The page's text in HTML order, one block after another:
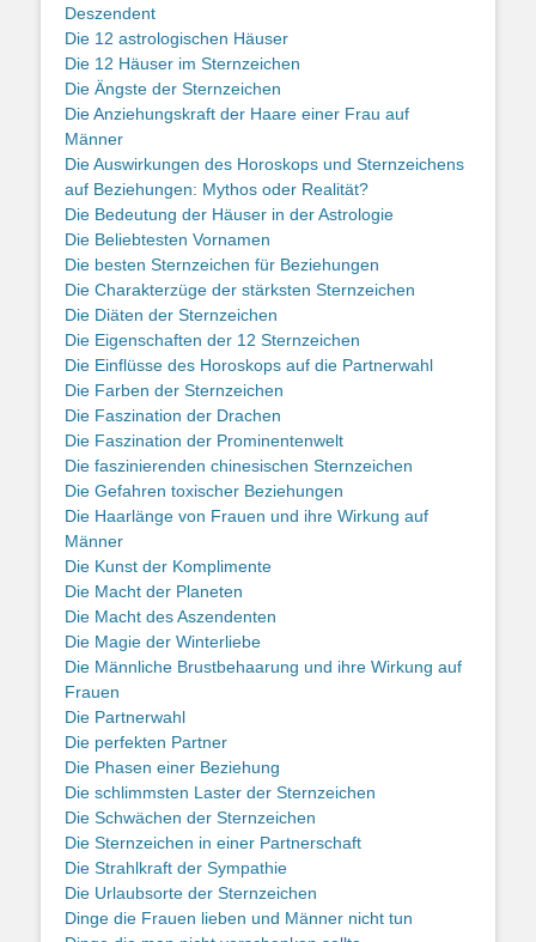
Deszendent
Die 12 astrologischen Häuser
Die 12 Häuser im Sternzeichen
Die Ängste der Sternzeichen
Die Anziehungskraft der Haare einer Frau auf
Männer
Die Auswirkungen des Horoskops und Sternzeichens
auf Beziehungen: Mythos oder Realität?
Die Bedeutung der Häuser in der Astrologie
Die Beliebtesten Vornamen
Die besten Sternzeichen für Beziehungen
Die Charakterzüge der stärksten Sternzeichen
Die Diäten der Sternzeichen
Die Eigenschaften der 12 Sternzeichen
Die Einflüsse des Horoskops auf die Partnerwahl
Die Farben der Sternzeichen
Die Faszination der Drachen
Die Faszination der Prominentenwelt
Die faszinierenden chinesischen Sternzeichen
Die Gefahren toxischer Beziehungen
Die Haarlänge von Frauen und ihre Wirkung auf
Männer
Die Kunst der Komplimente
Die Macht der Planeten
Die Macht des Aszendenten
Die Magie der Winterliebe
Die Männliche Brustbehaarung und ihre Wirkung auf
Frauen
Die Partnerwahl
Die perfekten Partner
Die Phasen einer Beziehung
Die schlimmsten Laster der Sternzeichen
Die Schwächen der Sternzeichen
Die Sternzeichen in einer Partnerschaft
Die Strahlkraft der Sympathie
Die Urlaubsorte der Sternzeichen
Dinge die Frauen lieben und Männer nicht tun